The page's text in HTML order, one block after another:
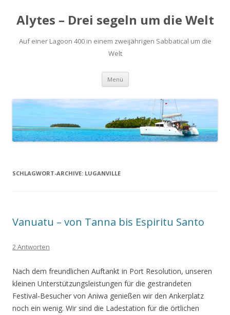
Alytes – Drei segeln um die Welt
Auf einer Lagoon 400 in einem zweijährigen Sabbatical um die
Welt
Menü Zum
springen
SCHLAGWORT-ARCHIVE: LUGANVILLE
Vanuatu – von Tanna bis Espiritu Santo
2 Antworten
Nach dem freundlichen Auftankt in Port Resolution, unseren
kleinen Unterstützungsleistungen für die gestrandeten
Festival-Besucher von Aniwa genießen wir den Ankerplatz
noch ein wenig. Wir sind die Ladestation für die örtlichen